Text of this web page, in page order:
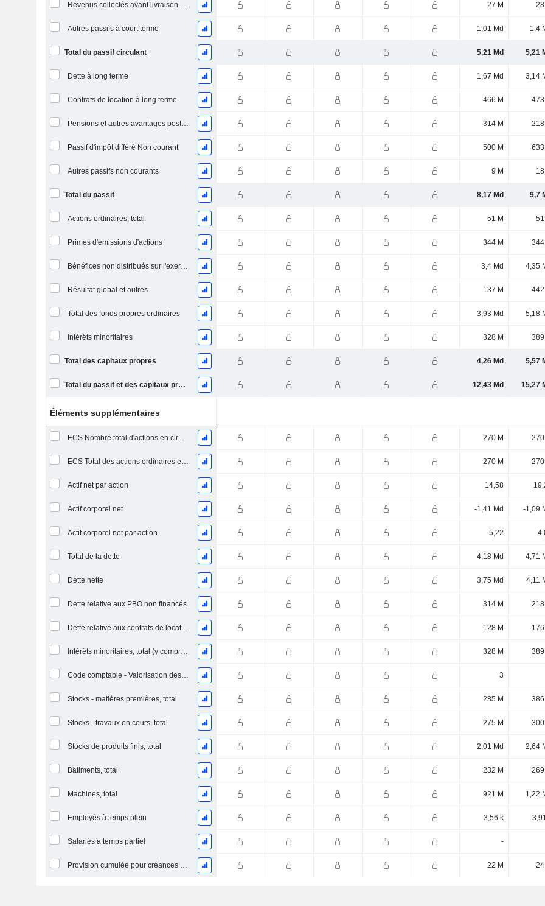
Revenus collectés avant livraison du produit/service 27 M 28
Autres passifs à court terme 1,01 Md 1,4
Total du passif circulant 5,21 Md 5,21
Dette à long terme 1,67 Md 3,14
Contrats de location à long terme 466 M 473
Pensions et autres avantages postérieurs à l'emploi 314 M 218
Passif d'impôt différé Non courant 500 M 633
Autres passifs non courants 9 M
Total du passif 8,17 Md 9,7
Actions ordinaires, total 51 M 51
Primes d'émissions d'actions 344 M 344
Bénéfices non distribués sur l'exercice 3,4 Md 4,35
Résultat global et autres 137 M 442
Total des fonds propres ordinaires 3,93 Md 5,18
Intérêts minoritaires 328 M 389
Total des capitaux propres 4,26 Md 5,57
Total du passif et des capitaux propres 12,43 Md 15,27
Éléments supplémentaires
ECS Nombre total d'actions en circulation à la date de dépôt 270 M 270
ECS Total des actions ordinaires en circulation 270 M 270
Actif net par action 14,58
Actif corporel net -1,41 Md -1,09
Actif corporel net par action -5,22 -
Total de la dette 4,18 Md 4,71
Dette nette 3,75 Md 4,11
Dette relative aux PBO non financés 314 M 218
Dette relative aux contrats de location 128 M 176
Intérêts minoritaires, total (y compris la division financière) 328 M 389
Code comptable - Valorisation des stocks 3
Stocks - matières premières, total 285 M 386
Stocks - travaux en cours, total 275 M 300
Stocks de produits finis, total 2,01 Md 2,64
Bâtiments, total 232 M 269
Machines, total 921 M 1,22
Employés à temps plein 3,56 k
Salariés à temps partiel -
Provision cumulée pour créances douteuses (Supple) 22 M 24